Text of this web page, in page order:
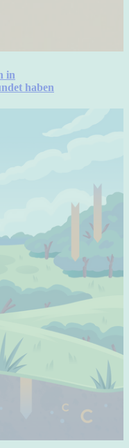
in
haben